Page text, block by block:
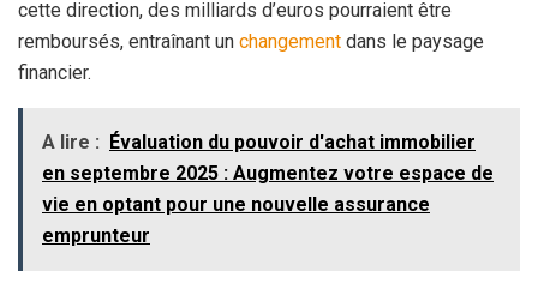
cette direction, des milliards d’euros pourraient être
remboursés, entraînant un changement dans le paysage
financier.
A lire :
Évaluation du pouvoir d'achat immobilier
en septembre 2025 : Augmentez votre espace de
vie en optant pour une nouvelle assurance
emprunteur